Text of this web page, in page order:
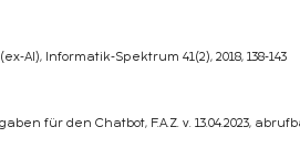
AI), Informatik-Spektrum 41(2), 2018, 138-143
für den Chatbot, F.A.Z. v. 13.04.2023,